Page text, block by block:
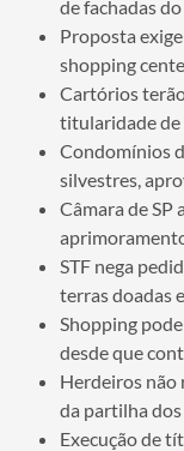
de fachadas
Proposta
shopping
Cartórios
titularidade de
Condomínios
silvestres,
Câmara de SP
STF nega
terras doadas
Shopping
desde que
Herdeiros não
da partilha dos
Execução de